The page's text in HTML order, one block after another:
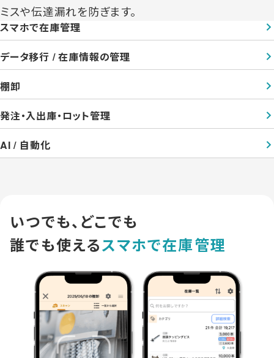
ミスや伝達漏れを防ぎます。
スマホで在庫管理
データ移行 / 在庫情報の管理
棚卸
発注・入出庫・ロット管理
AI / 自動化
いつでも、どこでも
誰でも使えるスマホで在庫管理